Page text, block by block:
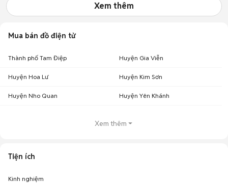
Xem thêm
Mua bán đồ điện tử
Thành phố Tam Điệp Huyện Gia Viễn
Huyện Hoa Lư Huyện Kim Sơn
Huyện Nho Quan Huyện Yên Khánh
Xem thêm
Tiện ích
Kinh nghiệm